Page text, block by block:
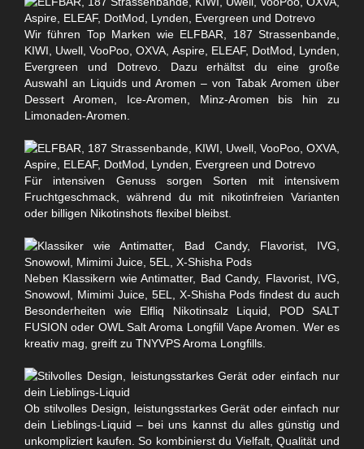
Wir führen Top Marken wie ELFBAR, 187 Strassenbande,
KIWI, Uwell, VooPoo, OXVA, Aspire, ELEAF, DotMod, Lynden,
Evergreen und Dotrevo. Dazu erhältst du eine große
Auswahl an Liquids und Aromen – von Tabak Aromen über
Dessert Aromen, Ice-Aromen, Minz-Aromen bis hin zu
Limonaden-Aromen.
Für intensiven Genuss sorgen Sorten mit intensivem
Fruchtgeschmack, während du mit nikotinfreien Varianten
oder billigen Nikotinshots flexibel bleibst.
Neben Klassikern wie Antimatter, Bad Candy, Flavorist, IVG,
Snowowl, Mimimi Juice, 5EL, X-Shisha Pods findest du auch
Besonderheiten wie Elfliq Nikotinsalz Liquid, POD SALT
FUSION oder OWL Salt Aroma Longfill Vape Aromen. Wer es
kreativ mag, greift zu TNYVPS Aroma Longfills.
Ob stilvolles Design, leistungsstarkes Gerät oder einfach nur
dein Lieblings-Liquid – bei uns kannst du alles günstig und
unkompliziert kaufen. So kombinierst du Vielfalt, Qualität und